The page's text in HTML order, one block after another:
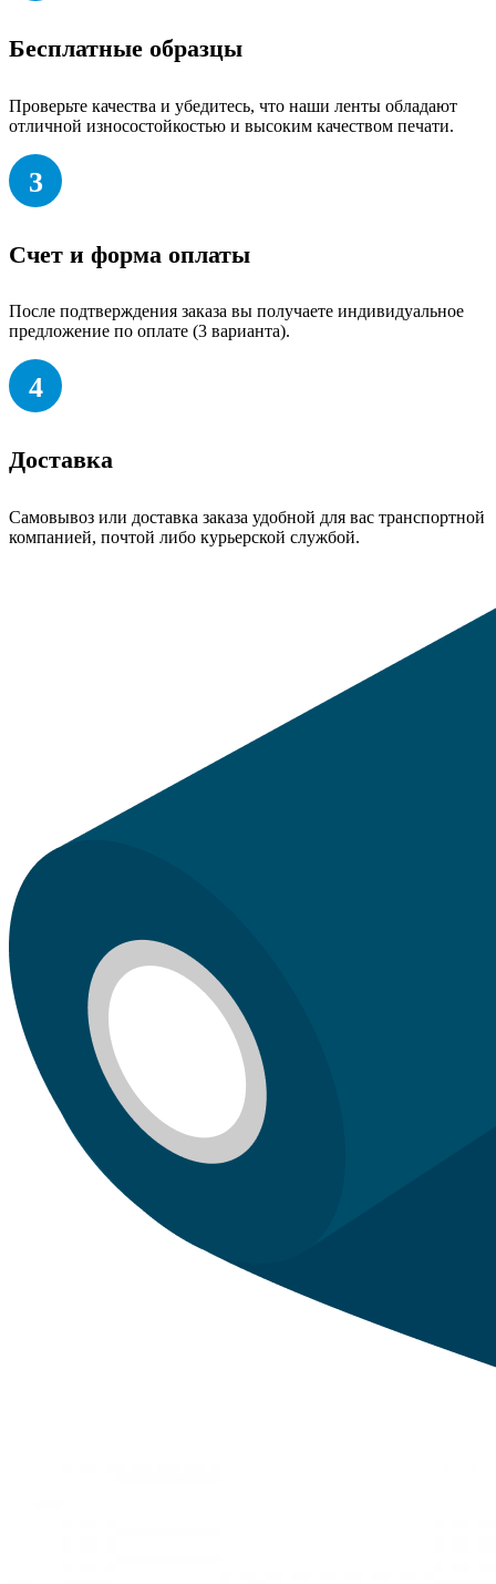
Бесплатные образцы
Проверьте качества и убедитесь, что наши ленты обладают
отличной износостойкостью и высоким качеством печати.
3
Счет и форма оплаты
После подтверждения заказа вы получаете индивидуальное
предложение по оплате (3 варианта).
4
Доставка
Самовывоз или доставка заказа удобной для вас транспортной
компанией, почтой либо курьерской службой.